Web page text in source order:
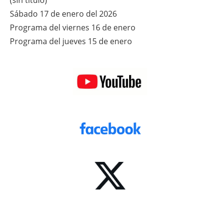
Sábado 17 de enero del 2026
Programa del viernes 16 de enero
Programa del jueves 15 de enero